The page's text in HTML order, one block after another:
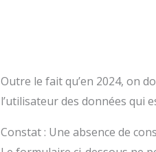
Outre le fait qu’en 2024, on
l’utilisateur des données qui
Constat : Une absence de